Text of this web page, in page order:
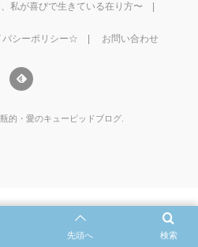
私が喜びで生きている在り方〜
シーポリシー☆ お問い合わせ
的・愛のキューピッドブログ
検索
先頭へ